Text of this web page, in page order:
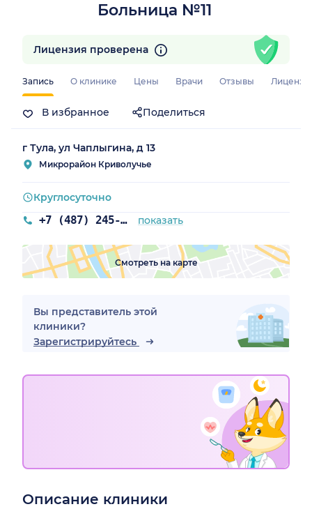
Больница №11
Запись О клинике Цены Врачи Отзывы
В избранное Поделиться
Лицензия проверена
г Тула, ул Чаплыгина, д 13
Микрорайон Криволучье
+7 (487) 245-53-70 показать
Круглосуточно
Смотреть на карте
Вы представитель этой
клиники?
Зарегистрируйтесь
Описание клиники